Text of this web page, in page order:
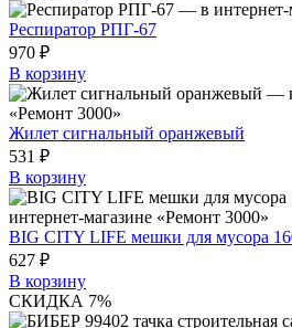
Респиратор РПГ-67
970 ₽
В корзину
Жилет сигнальный оранжевый
531 ₽
В корзину
BIG CITY LIFE мешки для мусора
627 ₽
В корзину
СКИДКА 7%